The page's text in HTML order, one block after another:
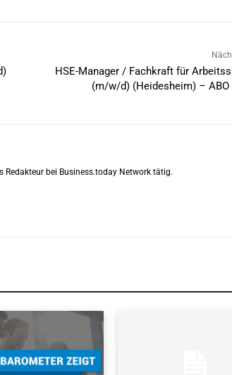
HSE-Manager / Fachkraft für
(m/w/d) (Heidesheim) – ABO
Redakteur bei Business.today Network tätig.